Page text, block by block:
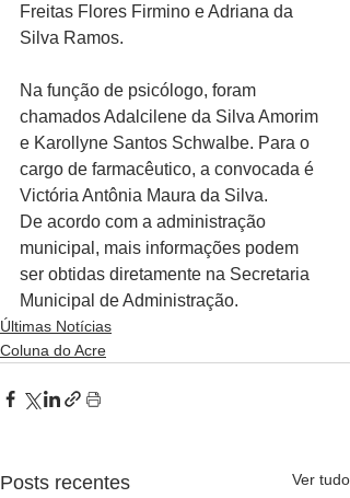
Freitas Flores Firmino e Adriana da
Silva Ramos.
Na função de psicólogo, foram
chamados Adalcilene da Silva Amorim
e Karollyne Santos Schwalbe. Para o
cargo de farmacêutico, a convocada é
Victória Antônia Maura da Silva.
De acordo com a administração
municipal, mais informações podem
ser obtidas diretamente na Secretaria
Municipal de Administração.
Últimas Notícias
Coluna do Acre
Posts recentes Ver tudo